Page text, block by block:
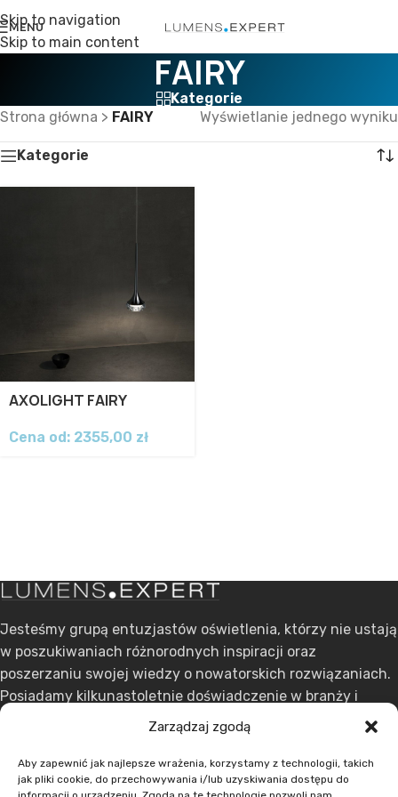
Zarządzaj zgodą
Aby zapewnić jak najlepsze wrażenia, korzystamy z technologii, takich
jak pliki cookie, do przechowywania i/lub uzyskiwania dostępu do
Skip to navigation
Skip to main content
MENU
FAIRY
Kategorie
Strona główna > FAIRY Wyświetlanie jednego wyniku
Kategorie
AXOLIGHT FAIRY
Cena od: 2355,00 zł
Jesteśmy grupą entuzjastów oświetlenia, którzy nie ustają
w poszukiwaniach różnorodnych inspiracji oraz
poszerzaniu swojej wiedzy o nowatorskich rozwiązaniach.
Posiadamy kilkunastoletnie doświadczenie w branży i
stawiamy na ciągły rozwój.
ul. Dąbrowskiego 301, 60-406 Poznań
+48 608 636 580